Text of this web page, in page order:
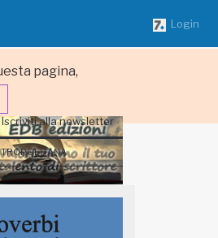
pagina,
Login
Iscriviti alla newsletter